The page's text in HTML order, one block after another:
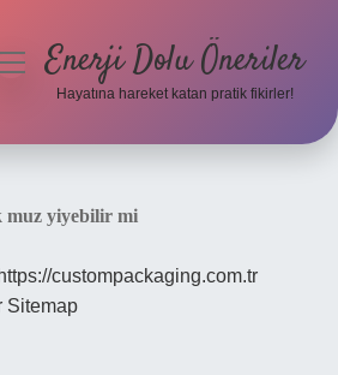
Enerji Dolu Öneriler
Hayatına hareket katan pratik fikirler!
muz yiyebilir mi
https://custompackaging.com.tr
Sitemap